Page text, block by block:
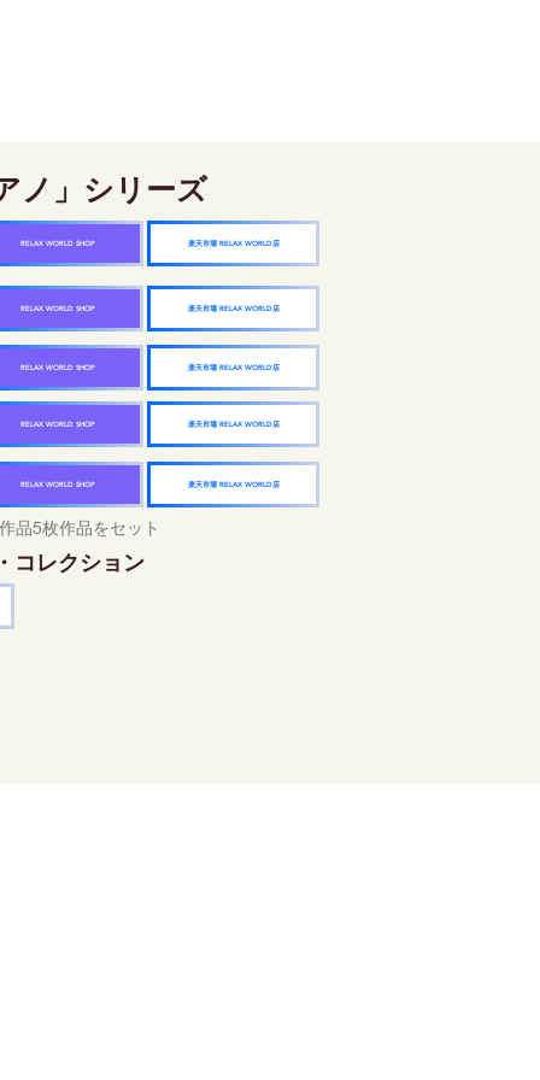
ノ」シリーズ
楽天市場 RELAX WORLD店
RELAX WORLD SHOP
楽天市場 RELAX WORLD店
RELAX WORLD SHOP
楽天市場 RELAX WORLD店
RELAX WORLD SHOP
楽天市場 RELAX WORLD店
RELAX WORLD SHOP
楽天市場 RELAX WORLD店
RELAX WORLD SHOP
品5枚作品をセット
コレクション